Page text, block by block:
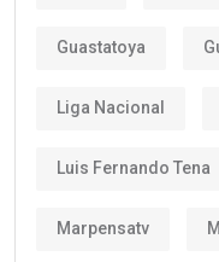
Guastatoya
Liga Nacional
Luis Fernando Tena
Marpensatv